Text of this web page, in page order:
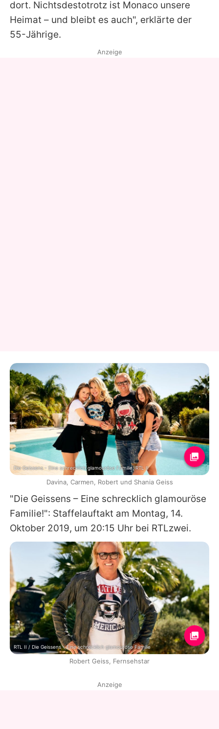
dort. Nichtsdestotrotz ist Monaco unsere
Heimat – und bleibt es auch", erklärte der
55-Jährige.
"Die Geissens – Eine schrecklich glamouröse
Familie!": Staffelauftakt am Montag, 14.
Oktober 2019, um 20:15 Uhr bei RTLzwei.
Anzeige
Die Geissens - Eine schrecklich glamouröse Familie, RTL II
Davina, Carmen, Robert und Shania Geiss
RTL II / Die Geissens - Eine schrecklich glamouröse Familie
Robert Geiss, Fernsehstar
Anzeige